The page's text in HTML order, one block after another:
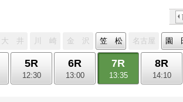
大 井 川 崎 金 沢 笠 松 名古屋 園
5R
12:30
6R
13:00
7R
13:35
8R
14:10